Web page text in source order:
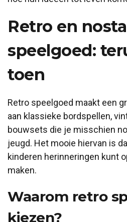
Retro en
speelgoed:
toen
Retro speelgoed maakt een
aan klassieke bordspellen,
bouwsets die je misschien
jeugd. Het mooie hiervan is
kinderen herinneringen kunt
maken.
Waarom retro
kiezen?